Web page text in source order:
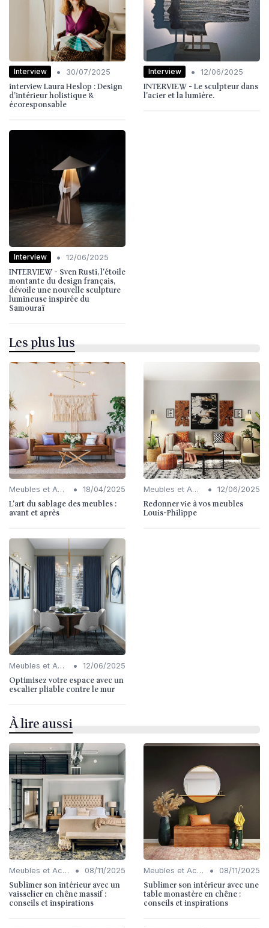
Interview • 30/07/2025
interview Laura Heslop : Design
d’intérieur holistique &
écoresponsable
Interview • 12/06/2025
INTERVIEW - Le sculpteur dans
l'acier et la lumière.
Interview • 12/06/2025
INTERVIEW - Sven Rusti, l'étoile
montante du design français,
dévoile une nouvelle sculpture
lumineuse inspirée du
Samouraï
Les plus lus
Meubles et Accessoires • 18/04/2025
L'art du sablage des meubles :
avant et après
Meubles et Accessoires • 12/06/2025
Redonner vie à vos meubles
Louis-Philippe
Meubles et Accessoires • 12/06/2025
Optimisez votre espace avec un
escalier pliable contre le mur
À lire aussi
Meubles et Accessoires • 08/11/2025
Sublimer son intérieur avec un
vaisselier en chêne massif :
conseils et inspirations
Meubles et Accessoires • 08/11/2025
Sublimer son intérieur avec une
table monastère en chêne :
conseils et inspirations